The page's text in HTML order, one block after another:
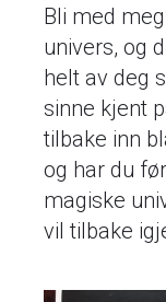
Bli med
univers, og
helt av deg
sinne kjent
tilbake inn
og har du
magiske
vil tilbake